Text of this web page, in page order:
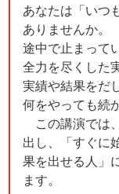
あなたは「いつ
ありませんか。
途中で止まって
全力を尽くした
実績や結果をだ
何をやっても続
この講演では
出し、「すぐに
果を出せる人」
ます。